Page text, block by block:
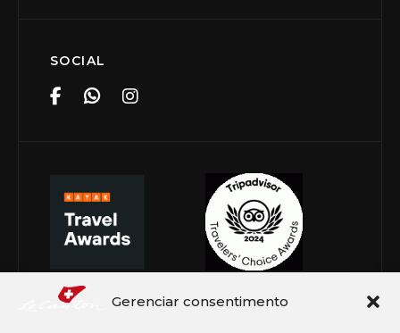
Gerenciar consentimento
SOCIAL